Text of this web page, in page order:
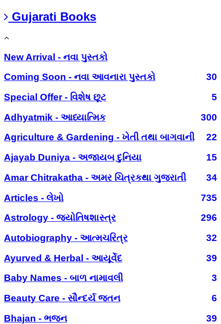
Gujarati Books
New Arrival - નવા પુસ્તકો
Coming Soon - નવા આવનારા પુસ્તકો
30
Special Offer - વિશેષ છૂટ
5
Adhyatmik - આધ્યાત્મિક
300
Agriculture & Gardening - ખેતી તથા બાગવાની
22
Ajayab Duniya - અજાયબ દુનિયા
15
Amar Chitrakatha - અમર ચિત્રકથા ગુજરાતી
34
Articles - લેખો
735
Astrology - જ્યોતિષશાસ્ત્ર
296
Autobiography - આત્મચરિત્ર
32
Ayurved & Herbal - આયૂર્વેદ
39
Baby Names - બાળ નામાવલી
3
Beauty Care - સૌન્દર્ય જતન
6
Bhajan - ભજન
39